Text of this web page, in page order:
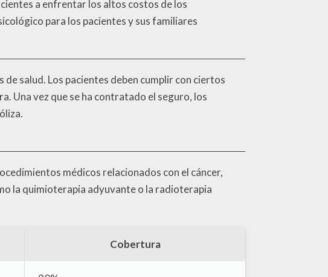
a enfrentar los altos costos de los
para los pacientes y sus familiares
salud. Los pacientes deben cumplir con ciertos
Una vez que se ha contratado el seguro, los
médicos relacionados con el cáncer,
la quimioterapia adyuvante o la radioterapia
Cobertura